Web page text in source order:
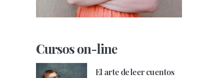
Cursos on-line
El arte de leer cuentos